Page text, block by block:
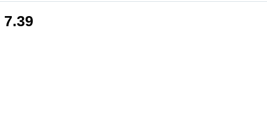
7.39